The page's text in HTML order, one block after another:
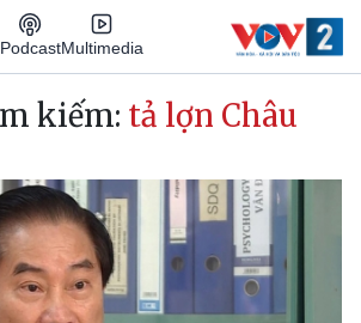
PodcastMultimedia
kiếm: tả lợn Châu